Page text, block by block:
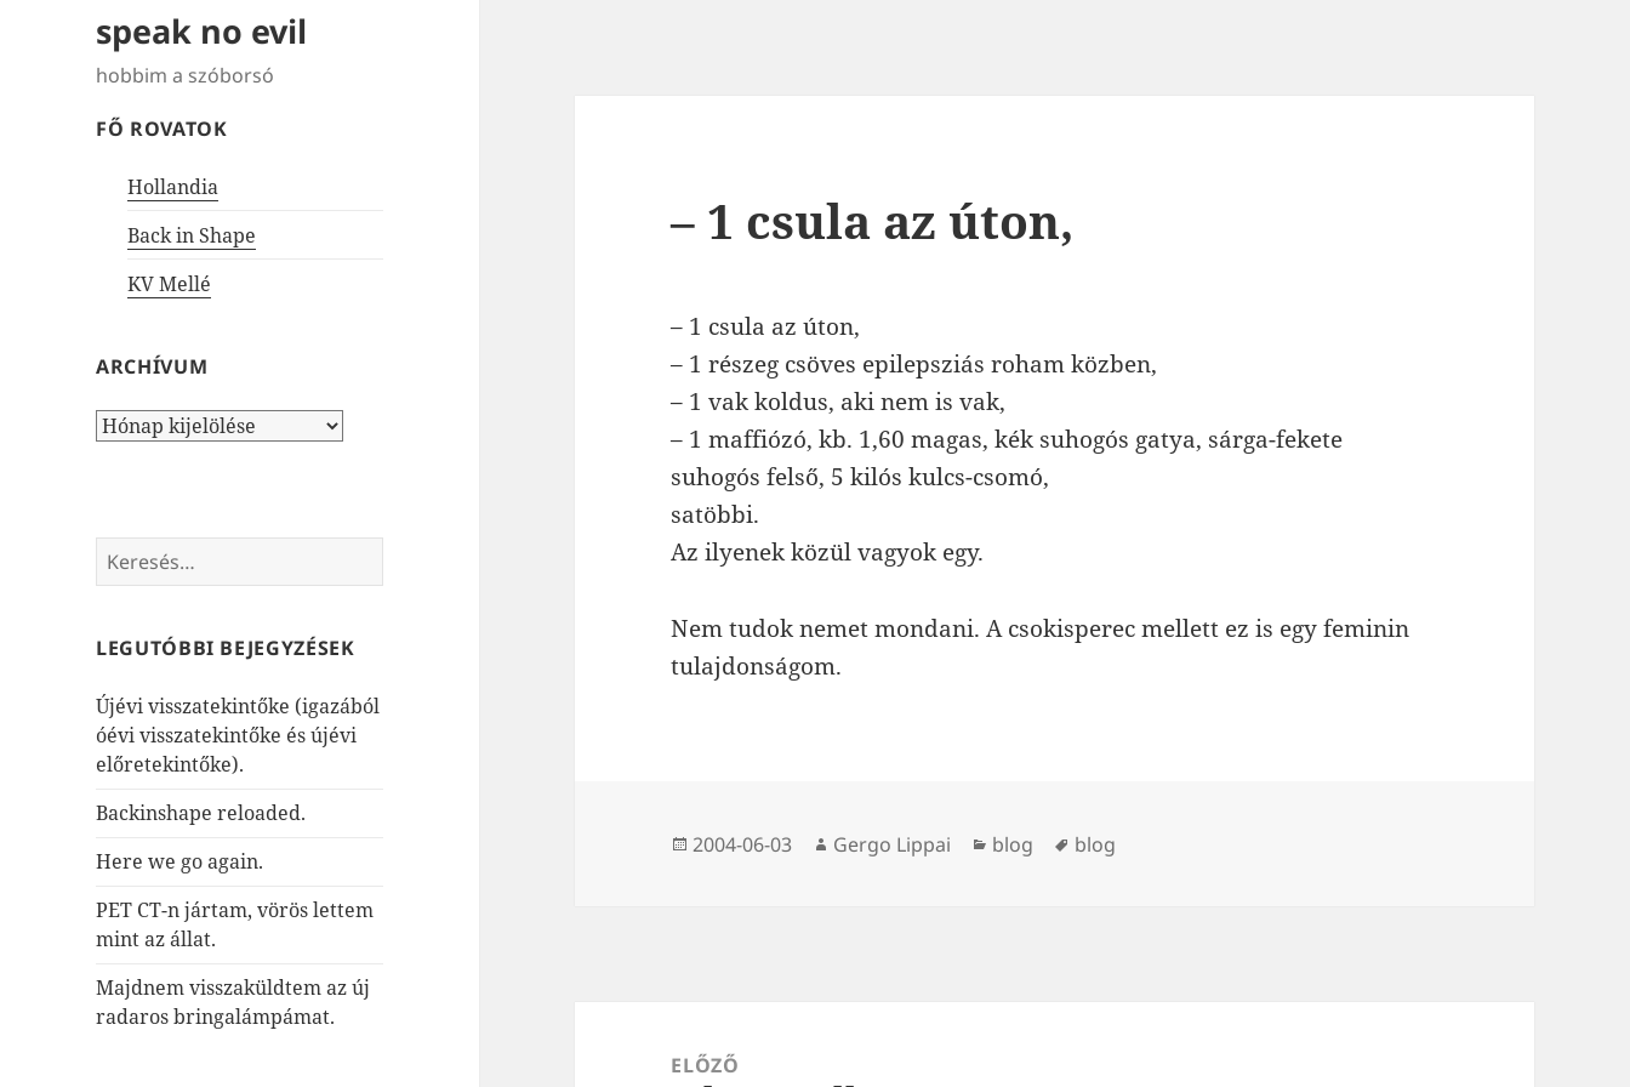
speak no evil
hobbim a szóborsó
FŐ ROVATOK
Hollandia
Back in Shape
KV Mellé
ARCHÍVUM
Archívum
Keresés:
LEGUTÓBBI BEJEGYZÉSEK
Újévi visszatekintőke (igazából
óévi visszatekintőke és újévi
előretekintőke).
Backinshape reloaded.
Here we go again.
PET CT-n jártam, vörös lettem
mint az állat.
Majdnem visszaküldtem az új
radaros bringalámpámat.
– 1 csula az úton,
– 1 csula az úton,
– 1 részeg csöves epilepsziás roham közben,
– 1 vak koldus, aki nem is vak,
– 1 maffiózó, kb. 1,60 magas, kék suhogós gatya, sárga-fekete
suhogós felső, 5 kilós kulcs-csomó,
satöbbi.
Az ilyenek közül vagyok egy.
Nem tudok nemet mondani. A csokisperec mellett ez is egy feminin
tulajdonságom.
Közzétéve
2004-06-03 Szerző
Gergo Lippai Kategória
blog Címke
blog
navigációELŐZŐ